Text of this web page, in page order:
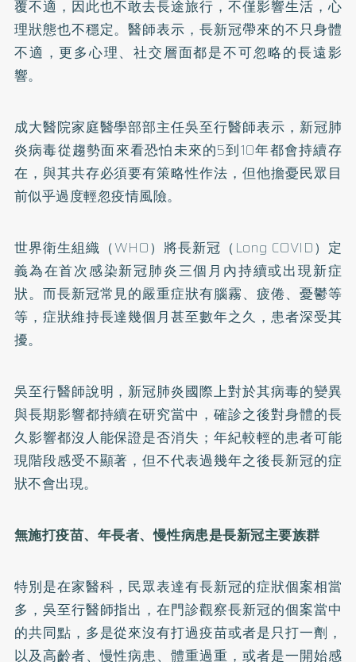
覆不適，因此也不敢去長途旅行，不僅影響生活，心
理狀態也不穩定。醫師表示，長新冠帶來的不只身體
不適，更多心理、社交層面都是不可忽略的長遠影
響。
成大醫院家庭醫學部部主任吳至行醫師表示，新冠肺
炎病毒從趨勢面來看恐怕未來的5到10年都會持續存
在，與其共存必須要有策略性作法，但他擔憂民眾目
前似乎過度輕忽疫情風險。
世界衛生組織（WHO）將長新冠（Long COVID）定
義為在首次感染新冠肺炎三個月內持續或出現新症
狀。而長新冠常見的嚴重症狀有腦霧、疲倦、憂鬱等
等，症狀維持長達幾個月甚至數年之久，患者深受其
擾。
吳至行醫師說明，新冠肺炎國際上對於其病毒的變異
與長期影響都持續在研究當中，確診之後對身體的長
久影響都沒人能保證是否消失；年紀較輕的患者可能
現階段感受不顯著，但不代表過幾年之後長新冠的症
狀不會出現。
無施打疫苗、年長者、慢性病患是長新冠主要族群
特別是在家醫科，民眾表達有長新冠的症狀個案相當
多，吳至行醫師指出，在門診觀察長新冠的個案當中
的共同點，多是從來沒有打過疫苗或者是只打一劑，
以及高齡者、慢性病患、體重過重，或者是一開始感